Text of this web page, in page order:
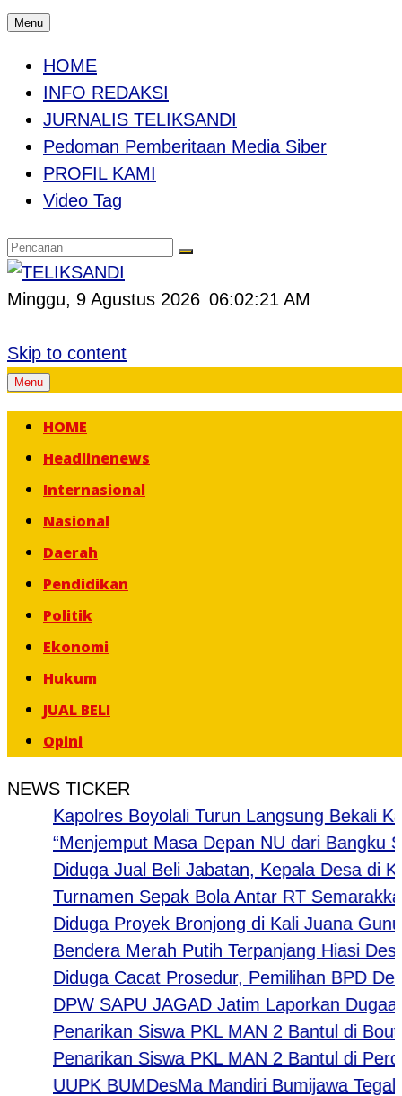
Menu
HOME
INFO REDAKSI
JURNALIS TELIKSANDI
Pedoman Pemberitaan Media Siber
PROFIL KAMI
Video Tag
Minggu, 9 Agustus 2026 06:02:22 AM
Skip to content
Menu
HOME
Headlinenews
Internasional
Nasional
Daerah
Pendidikan
Politik
Ekonomi
Hukum
JUAL BELI
Opini
NEWS TICKER
Kapolres Boyolali Turun Langsung Bekali
“Menjemput Masa Depan NU dari Bangku
Diduga Jual Beli Jabatan, Kepala Desa di
Turnamen Sepak Bola Antar RT Semarakkan
Diduga Proyek Bronjong di Kali Juana
Bendera Merah Putih Terpanjang Hiasi Desa
Diduga Cacat Prosedur, Pemilihan BPD
DPW SAPU JAGAD Jatim Laporkan Dugaan
Penarikan Siswa PKL MAN 2 Bantul di Boutiqe
Penarikan Siswa PKL MAN 2 Bantul di
UUPK BUMDesMa Mandiri Bumijawa Tegal